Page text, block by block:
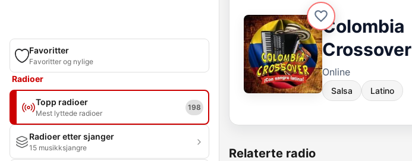
Favoritter
Favoritter og nylige
Radioer
Topp radioer
Mest lyttede radioer
198
Radioer etter sjanger
15 musikksjangre
Colombia
Crossover
Online
Salsa Latino
Relaterte radio